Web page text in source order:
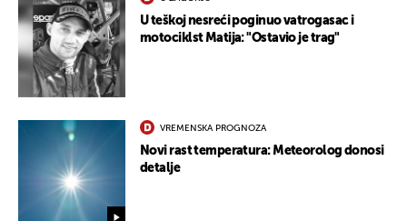
U teškoj nesreći poginuo vatrogasac i
motociklst Matija: "Ostavio je trag"
VREMENSKA PROGNOZA
Novi rast temperatura: Meteorolog donosi
detalje